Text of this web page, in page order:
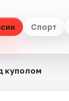
Спорт
куполом